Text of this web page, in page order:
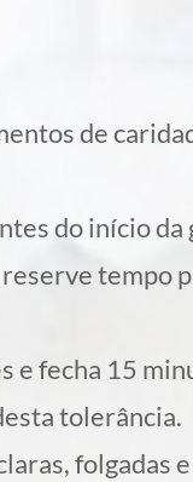
de
do início
tempo
e fecha 15
tolerância.
folgadas